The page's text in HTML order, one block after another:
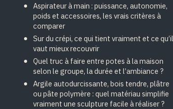
Aspirateur à main : puissance, autonomie,
poids et accessoires, les vrais critères à
comparer
Sur du crépi, ce qui tient vraiment et ce qu’il
vaut mieux recouvrir
Quel truc à faire entre potes à la maison
selon le groupe, la durée et l’ambiance ?
Argile autodurcissante, bois tendre, plâtre
ou pâte polymère : quel matériau simplifie
vraiment une sculpture facile à réaliser ?